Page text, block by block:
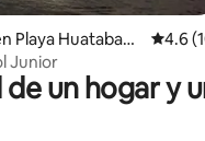
Playa Huatabam
4.6
Junior
un hogar y